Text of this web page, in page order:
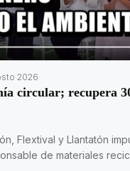
2026
circular; recupera
Flextival y Llantatón
de materiales